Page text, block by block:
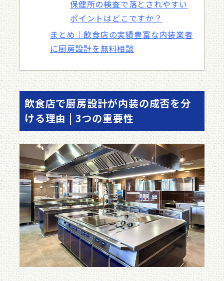
保健所の検査で落とされやすい
ポイントはどこですか？
まとめ｜飲食店の実績豊富な内装業者
に厨房設計を無料相談
飲食店で厨房設計が内装の成否を分
ける理由 | 3つの重要性